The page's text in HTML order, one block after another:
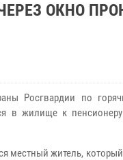
ОКНО
Росгвардии по
в жилище к
местный житель,